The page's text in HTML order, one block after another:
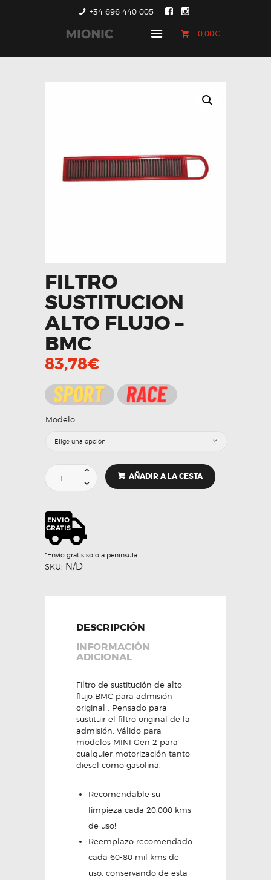
+34 696 440 005
0,00€
GENERACIÓN 1
CONTACTO
FILTRO
SUSTITUCION
ALTO FLUJO –
BMC
83,78€
Modelo
FILTRO
SUSTITUCION
ALTO
-
BMC
cantidad
AÑADIR A LA CESTA
*Envío gratis solo a peninsula
SKU: N/D
DESCRIPCIÓN
INFORMACIÓN
ADICIONAL
Filtro de sustitución de alto
flujo BMC para admisión
original . Pensado para
sustituir el filtro original de la
admisión. Válido para
modelos MINI Gen 2 para
cualquier motorización tanto
diesel como gasolina.
Recomendable su
limpieza cada 20.000 kms
de uso!
Reemplazo recomendado
cada 60-80 mil kms de
uso, conservando de esta